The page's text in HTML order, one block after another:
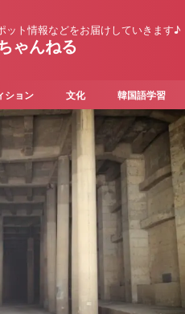
ット情報などをお届けしていきます♪
ゃんねる
ション 文化 韓国語学習